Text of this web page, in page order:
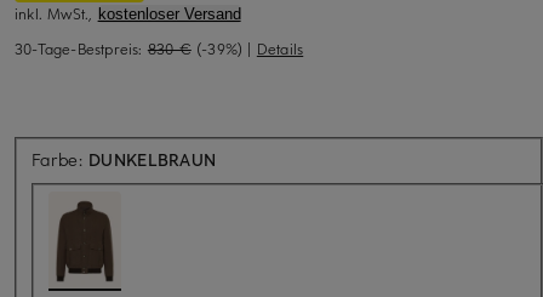
inkl. MwSt., kostenloser Versand
30-Tage-Bestpreis: 830 € (-39%) | Details
Farbe: DUNKELBRAUN